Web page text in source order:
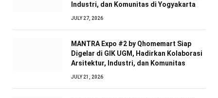
Industri, dan Komunitas di Yogyakarta
JULY 27, 2026
MANTRA Expo #2 by Qhomemart Siap
Digelar di GIK UGM, Hadirkan Kolaborasi
Arsitektur, Industri, dan Komunitas
JULY 21, 2026